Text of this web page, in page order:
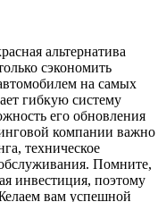
альтернатива
сэкономить
на самых
гибкую систему
его обновления
компании важно
техническое
Помните,
инвестиция, поэтому
вам успешной